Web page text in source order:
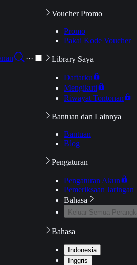
···
Voucher Promo
Promo
Pakai Kode Voucher
Library Saya
Daftarku
Mengikuti
Riwayat Tontonan
Bantuan dan Lainnya
Bantuan
Blog
Pengaturan
Pengaturan Akun
Pemeriksaan Jaringan
Bahasa
Keluar Semua
Bahasa
Indonesia
Inggris